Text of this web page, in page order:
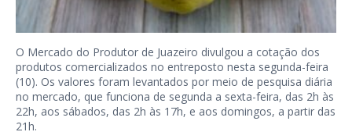
O Mercado do Produtor de Juazeiro divulgou a cotação dos
produtos comercializados no entreposto nesta segunda-feira
(10). Os valores foram levantados por meio de pesquisa diária
no mercado, que funciona de segunda a sexta-feira, das 2h às
22h, aos sábados, das 2h às 17h, e aos domingos, a partir das
21h.